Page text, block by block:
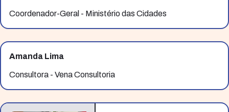
Coordenador-Geral - Ministério das Cidades
Amanda Lima
Consultora - Vena Consultoria